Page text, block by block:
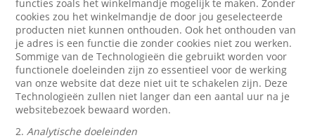
functies zoals het winkelmandje mogelijk te maken. Zonder
cookies zou het winkelmandje de door jou geselecteerde
producten niet kunnen onthouden. Ook het onthouden van
je adres is een functie die zonder cookies niet zou werken.
Sommige van de Technologieën die gebruikt worden voor
functionele doeleinden zijn zo essentieel voor de werking
van onze website dat deze niet uit te schakelen zijn. Deze
Technologieën zullen niet langer dan een aantal uur na je
websitebezoek bewaard worden.
2.Analytische doeleinden